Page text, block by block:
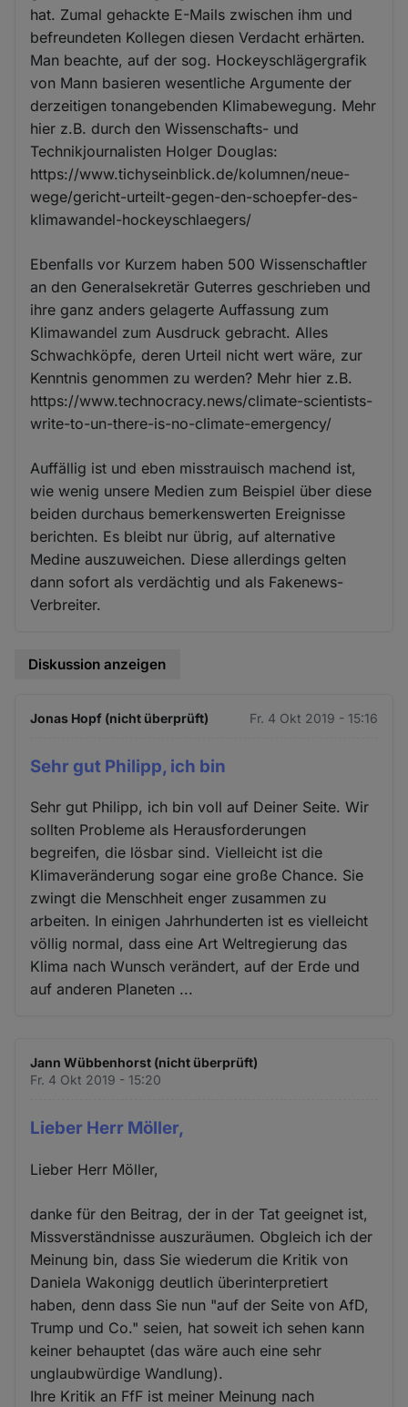
hat. Zumal gehackte E-Mails zwischen ihm und
befreundeten Kollegen diesen Verdacht erhärten.
Man beachte, auf der sog. Hockeyschlägergrafik
von Mann basieren wesentliche Argumente der
derzeitigen tonangebenden Klimabewegung. Mehr
hier z.B. durch den Wissenschafts- und
Technikjournalisten Holger Douglas:
https://www.tichyseinblick.de/kolumnen/neue-
wege/gericht-urteilt-gegen-den-schoepfer-des-
klimawandel-hockeyschlaegers/
Ebenfalls vor Kurzem haben 500 Wissenschaftler
an den Generalsekretär Guterres geschrieben und
ihre ganz anders gelagerte Auffassung zum
Klimawandel zum Ausdruck gebracht. Alles
Schwachköpfe, deren Urteil nicht wert wäre, zur
Kenntnis genommen zu werden? Mehr hier z.B.
https://www.technocracy.news/climate-scientists-
write-to-un-there-is-no-climate-emergency/
Auffällig ist und eben misstrauisch machend ist,
wie wenig unsere Medien zum Beispiel über diese
beiden durchaus bemerkenswerten Ereignisse
berichten. Es bleibt nur übrig, auf alternative
Medine auszuweichen. Diese allerdings gelten
dann sofort als verdächtig und als Fakenews-
Verbreiter.
Diskussion anzeigen
Jonas Hopf (nicht überprüft) Fr. 4 Okt 2019 - 15:16
Sehr gut Philipp, ich bin
Sehr gut Philipp, ich bin voll auf Deiner Seite. Wir
sollten Probleme als Herausforderungen
begreifen, die lösbar sind. Vielleicht ist die
Klimaveränderung sogar eine große Chance. Sie
zwingt die Menschheit enger zusammen zu
arbeiten. In einigen Jahrhunderten ist es vielleicht
völlig normal, dass eine Art Weltregierung das
Klima nach Wunsch verändert, auf der Erde und
auf anderen Planeten ...
Jann Wübbenhorst (nicht überprüft)
Fr. 4 Okt 2019 - 15:20
Lieber Herr Möller,
Lieber Herr Möller,
danke für den Beitrag, der in der Tat geeignet ist,
Missverständnisse auszuräumen. Obgleich ich der
Meinung bin, dass Sie wiederum die Kritik von
Daniela Wakonigg deutlich überinterpretiert
haben, denn dass Sie nun "auf der Seite von AfD,
Trump und Co." seien, hat soweit ich sehen kann
keiner behauptet (das wäre auch eine sehr
unglaubwürdige Wandlung).
Ihre Kritik an FfF ist meiner Meinung nach